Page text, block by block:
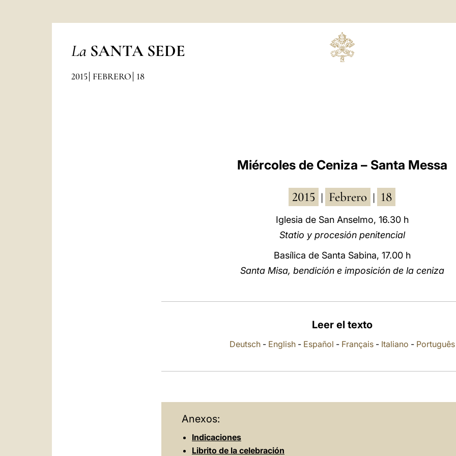
La SANTA SEDE
2015 FEBRERO 18
Miércoles de Ceniza – Santa Messa
2015 Febrero 18
Iglesia de San Anselmo, 16.30 h
Statio y procesión penitencial
Basílica de Santa Sabina, 17.00 h
Santa Misa, bendición e imposición de la ceniza
Leer el texto
Deutsch- English- Español - Français- Italiano - Português
Anexos:
Indicaciones
Librito de la celebración